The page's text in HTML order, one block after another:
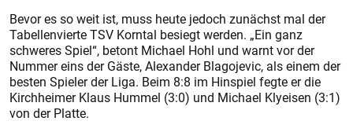
Bevor es so weit ist, muss heute jedoch zunächst mal der
Tabellenvierte TSV Korntal besiegt werden. „Ein ganz
schweres Spiel“, betont Michael Hohl und warnt vor der
Nummer eins der Gäste, Alexander Blagojevic, als einem der
besten Spieler der Liga. Beim 8:8 im Hinspiel fegte er die
Kirchheimer Klaus Hummel (3:0) und Michael Klyeisen (3:1)
von der Platte.